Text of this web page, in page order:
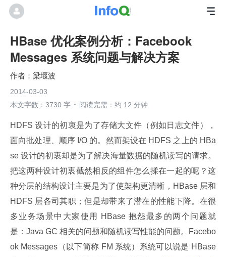
HBase 优化案例分析：Facebook
Messages 系统问题与解决方案
梁堰波
2014-03-03
本文字数：3730 字
阅读完需：约 12 分钟
HDFS 设计的初衷是为了存储大文件（例如日志文件），
面向批处理、顺序 I/O 的。然而架设在 HDFS 之上的 HBa
se 设计的初衷却是为了解决海量数据的随机读写的请求。
把这两种设计初衷截然相反的组件怎么揉在一起的呢？这
种分层的结构设计主要是为了使架构更清晰，HBase 层和
HDFS 层各司其职；但是却带来了潜在的性能下降。在很
多业务场景中大家使用 HBase 抱怨最多的两个问题就
是：Java GC 相关的问题和随机读写性能的问题。Facebo
ok Messages（以下简称 FM 系统）系统可以说是 HBase